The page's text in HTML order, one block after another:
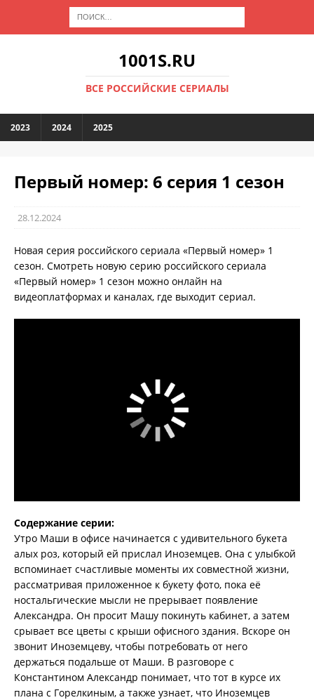
1001S.RU
ВСЕ РОССИЙСКИЕ СЕРИАЛЫ
2023 2024 2025
Первый номер: 6 серия 1 сезон
28.12.2024
Новая серия российского сериала «Первый номер» 1
сезон. Смотреть новую серию российского сериала
«Первый номер» 1 сезон можно онлайн на
видеоплатформах и каналах, где выходит сериал.
Содержание серии:
Утро Маши в офисе начинается с удивительного букета
алых роз, который ей прислал Иноземцев. Она с улыбкой
вспоминает счастливые моменты их совместной жизни,
рассматривая приложенное к букету фото, пока её
ностальгические мысли не прерывает появление
Александра. Он просит Машу покинуть кабинет, а затем
срывает все цветы с крыши офисного здания. Вскоре он
звонит Иноземцеву, чтобы потребовать от него
держаться подальше от Маши. В разговоре с
Константином Александр понимает, что тот в курсе их
плана с Горелкиным, а также узнает, что Иноземцев